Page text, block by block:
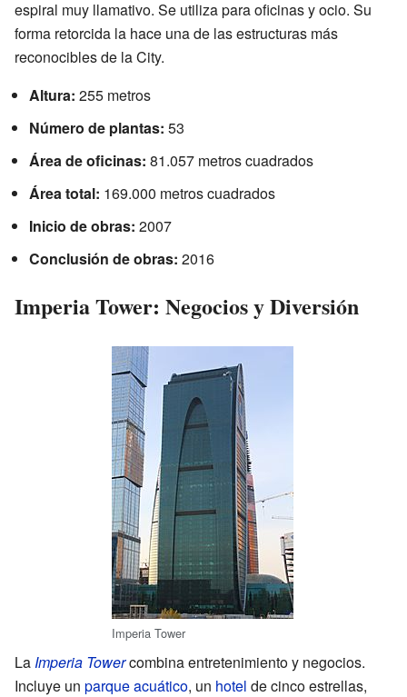
espiral muy llamativo. Se utiliza para oficinas y ocio. Su
forma retorcida la hace una de las estructuras más
reconocibles de la City.
Altura: 255 metros
Número de plantas: 53
Área de oficinas: 81.057 metros cuadrados
Área total: 169.000 metros cuadrados
Inicio de obras: 2007
Conclusión de obras: 2016
Imperia Tower: Negocios y Diversión
Imperia Tower
LaImperia Towercombina entretenimiento y negocios.
Incluye un parque acuático, un hotel de cinco estrellas,